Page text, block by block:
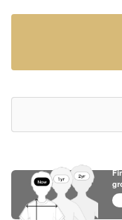
店頭在庫を確認